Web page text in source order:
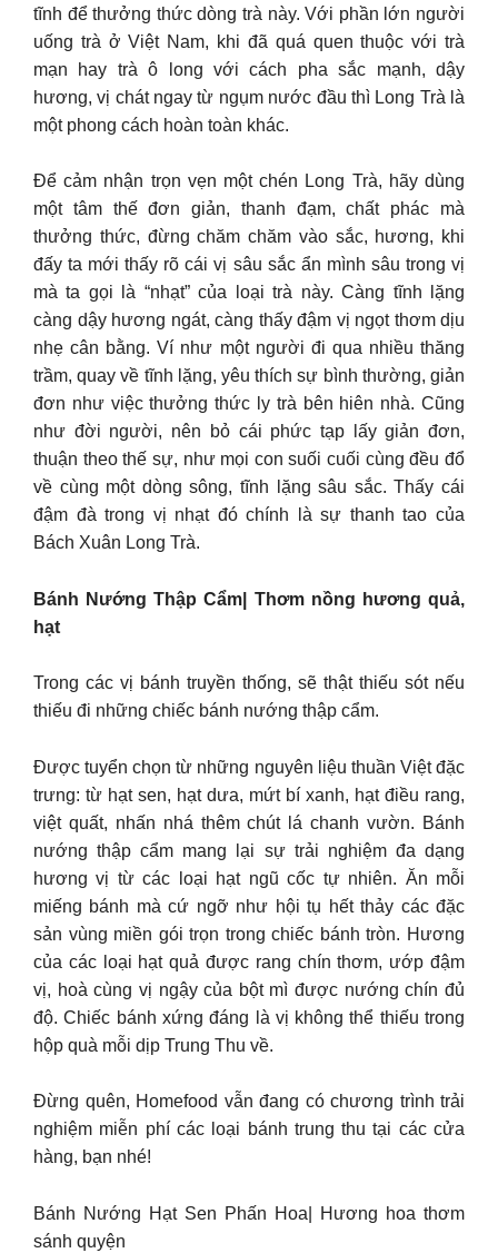
tĩnh để thưởng thức dòng trà này. Với phần lớn người
uống trà ở Việt Nam, khi đã quá quen thuộc với trà
mạn hay trà ô long với cách pha sắc mạnh, dậy
hương, vị chát ngay từ ngụm nước đầu thì Long Trà là
một phong cách hoàn toàn khác.
Để cảm nhận trọn vẹn một chén Long Trà, hãy dùng
một tâm thế đơn giản, thanh đạm, chất phác mà
thưởng thức, đừng chăm chăm vào sắc, hương, khi
đấy ta mới thấy rõ cái vị sâu sắc ẩn mình sâu trong vị
mà ta gọi là “nhạt” của loại trà này. Càng tĩnh lặng
càng dậy hương ngát, càng thấy đậm vị ngọt thơm dịu
nhẹ cân bằng. Ví như một người đi qua nhiều thăng
trầm, quay về tĩnh lặng, yêu thích sự bình thường, giản
đơn như việc thưởng thức ly trà bên hiên nhà. Cũng
như đời người, nên bỏ cái phức tạp lấy giản đơn,
thuận theo thế sự, như mọi con suối cuối cùng đều đổ
về cùng một dòng sông, tĩnh lặng sâu sắc. Thấy cái
đậm đà trong vị nhạt đó chính là sự thanh tao của
Bách Xuân Long Trà.
Bánh Nướng Thập Cẩm| Thơm nồng hương quả,
hạt
Trong các vị bánh truyền thống, sẽ thật thiếu sót nếu
thiếu đi những chiếc bánh nướng thập cẩm.
Được tuyển chọn từ những nguyên liệu thuần Việt đặc
trưng: từ hạt sen, hạt dưa, mứt bí xanh, hạt điều rang,
việt quất, nhấn nhá thêm chút lá chanh vườn. Bánh
nướng thập cẩm mang lại sự trải nghiệm đa dạng
hương vị từ các loại hạt ngũ cốc tự nhiên. Ăn mỗi
miếng bánh mà cứ ngỡ như hội tụ hết thảy các đặc
sản vùng miền gói trọn trong chiếc bánh tròn. Hương
của các loại hạt quả được rang chín thơm, ướp đậm
vị, hoà cùng vị ngậy của bột mì được nướng chín đủ
độ. Chiếc bánh xứng đáng là vị không thể thiếu trong
hộp quà mỗi dịp Trung Thu về.
Đừng quên, Homefood vẫn đang có chương trình trải
nghiệm miễn phí các loại bánh trung thu tại các cửa
hàng, bạn nhé!
Bánh Nướng Hạt Sen Phấn Hoa| Hương hoa thơm
sánh quyện